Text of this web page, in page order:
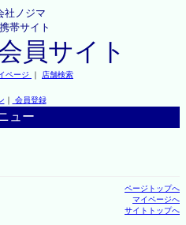
社ノジマ
帯サイト
員サイト
ページ ｜ 店舗検索
｜ 会員登録
ュー
ページトップへ
マイページへ
サイトトップへ